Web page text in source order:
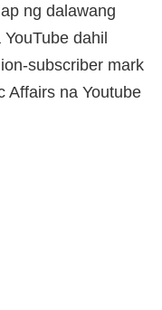
ng dalawang
dahil
subscriber mark
Affairs na Youtube